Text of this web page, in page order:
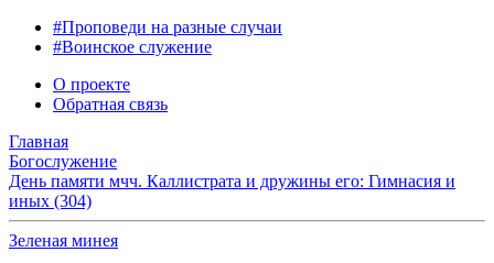
#Проповеди на разные случаи
#Воинское служение
О проекте
Обратная связь
Главная
Богослужение
День памяти мчч. Каллистрата и дружины его: Гимнасия и
иных (304)
Зеленая минея